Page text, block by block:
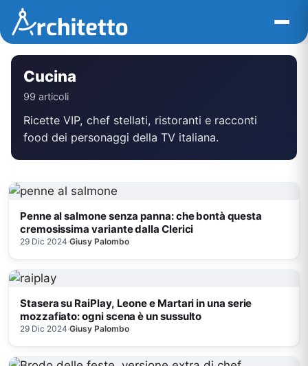
contenuto
Cucina
99 articoli
Ricette VIP, chef stellati, ristoranti e racconti
food dei personaggi della TV italiana.
Penne al salmone senza panna: che bontà questa
cremosissima variante dalla Clerici
29 Dic 2024·Giusy Palombo
Stasera su RaiPlay, Leone e Martari in una serie
mozzafiato: ogni scena è un sussulto
29 Dic 2024·Giusy Palombo